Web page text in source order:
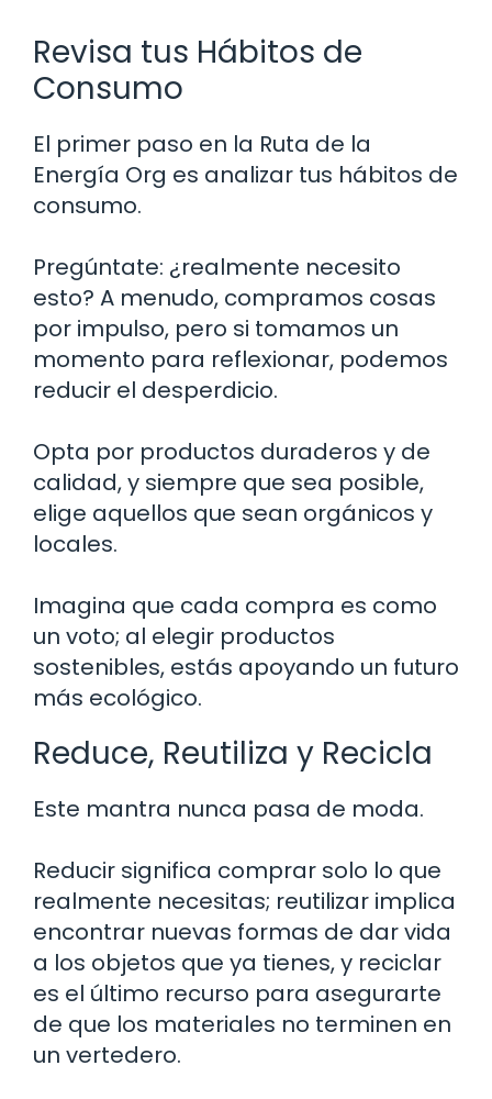
Revisa tus Hábitos de
Consumo
El primer paso en la Ruta de la
Energía Org es analizar tus hábitos de
consumo.
Pregúntate: ¿realmente necesito
esto? A menudo, compramos cosas
por impulso, pero si tomamos un
momento para reflexionar, podemos
reducir el desperdicio.
Opta por productos duraderos y de
calidad, y siempre que sea posible,
elige aquellos que sean orgánicos y
locales.
Imagina que cada compra es como
un voto; al elegir productos
sostenibles, estás apoyando un futuro
más ecológico.
Reduce, Reutiliza y Recicla
Este mantra nunca pasa de moda.
Reducir significa comprar solo lo que
realmente necesitas; reutilizar implica
encontrar nuevas formas de dar vida
a los objetos que ya tienes, y reciclar
es el último recurso para asegurarte
de que los materiales no terminen en
un vertedero.